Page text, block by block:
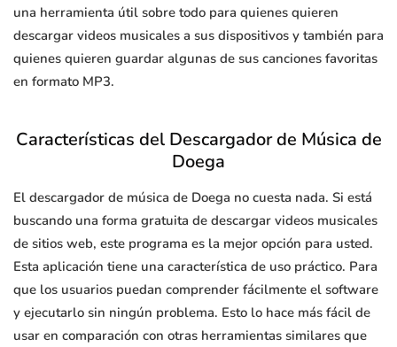
una herramienta útil sobre todo para quienes quieren
descargar videos musicales a sus dispositivos y también para
quienes quieren guardar algunas de sus canciones favoritas
en formato MP3.
Características del Descargador de Música de
Doega
El descargador de música de Doega no cuesta nada. Si está
buscando una forma gratuita de descargar videos musicales
de sitios web, este programa es la mejor opción para usted.
Esta aplicación tiene una característica de uso práctico. Para
que los usuarios puedan comprender fácilmente el software
y ejecutarlo sin ningún problema. Esto lo hace más fácil de
usar en comparación con otras herramientas similares que